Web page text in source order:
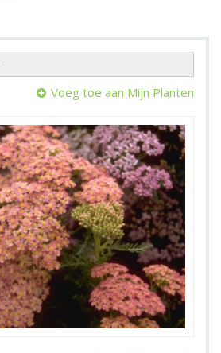
Voeg toe aan Mijn Planten